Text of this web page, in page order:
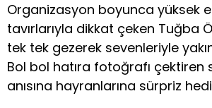
Organizasyon boyunca yüksek
tavırlarıyla dikkat çeken Tuğba
tek tek gezerek sevenleriyle
Bol bol hatıra fotoğrafı çektiren
anısına hayranlarına sürpriz